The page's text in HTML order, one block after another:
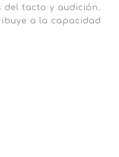
del tacto y audición.
a la capacidad